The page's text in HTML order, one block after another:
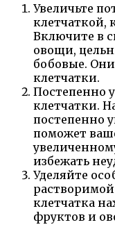
Увеличьте
клетчаткой,
Включите в
овощи,
бобовые.
клетчатки.
Постепенно
клетчатки.
постепенно
поможет
избежать
Уделяйте
клетчатка
фруктов и